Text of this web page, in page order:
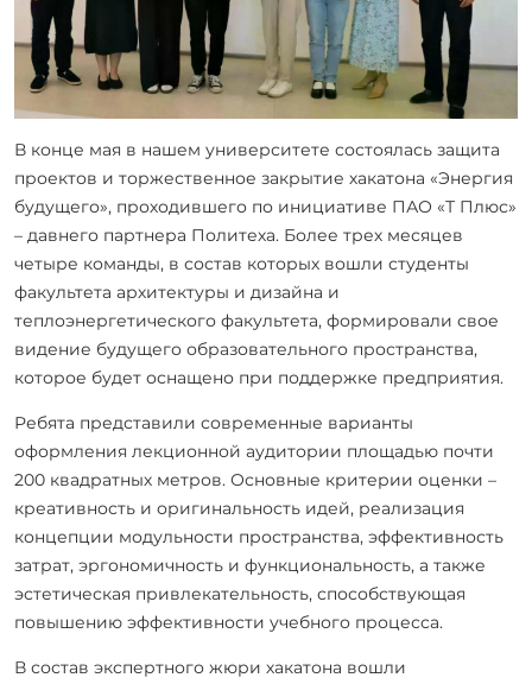
В конце мая в нашем университете состоялась защита
проектов и торжественное закрытие хакатона «Энергия
будущего», проходившего по инициативе ПАО «Т Плюс»
– давнего партнера Политеха. Более трех месяцев
четыре команды, в состав которых вошли студенты
факультета архитектуры и дизайна и
теплоэнергетического факультета, формировали свое
видение будущего образовательного пространства,
которое будет оснащено при поддержке предприятия.
Ребята представили современные варианты
оформления лекционной аудитории площадью почти
200 квадратных метров. Основные критерии оценки –
креативность и оригинальность идей, реализация
концепции модульности пространства, эффективность
затрат, эргономичность и функциональность, а также
эстетическая привлекательность, способствующая
повышению эффективности учебного процесса.
В состав экспертного жюри хакатона вошли